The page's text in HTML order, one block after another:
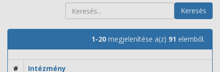
Keresés
1-20 megjelenítése a(z) 91 elemből.
#
Intézmény